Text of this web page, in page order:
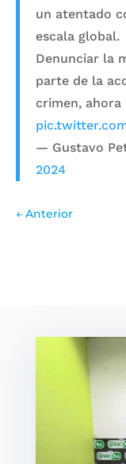
un atentado
escala global.
Denunciar la
parte de la
crimen, ahora
— Gustavo
2024
← Anterior